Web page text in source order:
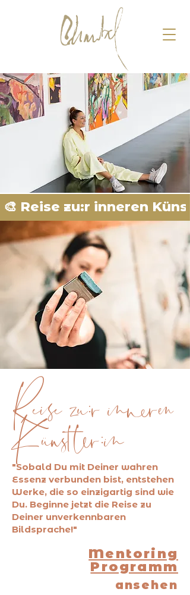
🎨 Reise zu:r inneren
Reise zu:r inneren
Künstler:in
"Sobald Du mit Deiner wahren
Essenz verbunden bist, entstehen
Werke, die so einzigartig sind wie
Du. Beginne jetzt die Reise zu
Deiner unverkennbaren
Bildsprache!"
Mentoring
Programm
ansehen